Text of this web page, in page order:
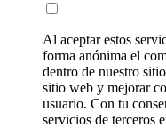
Al aceptar estos
forma anónima el
dentro de nuestro
sitio web y mejorar
usuario. Con tu
servicios de terceros